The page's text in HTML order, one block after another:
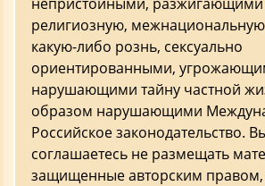
религиозную,
какую-либо рознь, сексуально
ориентированными,
нарушающими тайну частной
образом нарушающими
Российское законодательство.
соглашаетесь не размещать
защищенные авторским